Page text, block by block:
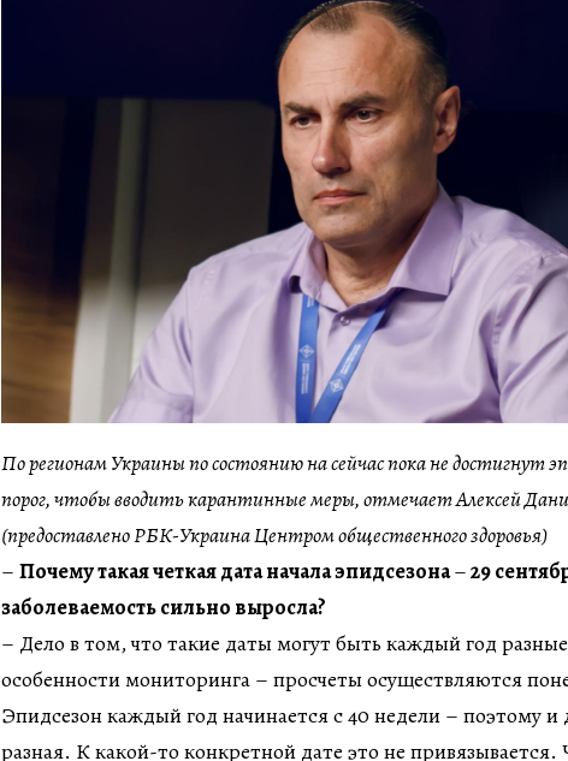
По регионам Украины по состоянию на сейчас пока не достигнут
порог, чтобы вводить карантинные меры, отмечает Алексей
(предоставлено РБК-Украина Центром общественного здоровья)
– Почему такая четкая дата начала эпидсезона–29
заболеваемость сильно выросла?
– Дело в том, что такие даты могут быть каждый год
особенности мониторинга – просчеты осуществляются
Эпидсезон каждый год начинается с 40 недели – поэтому
разная. К какой-то конкретной дате это не привязывается.